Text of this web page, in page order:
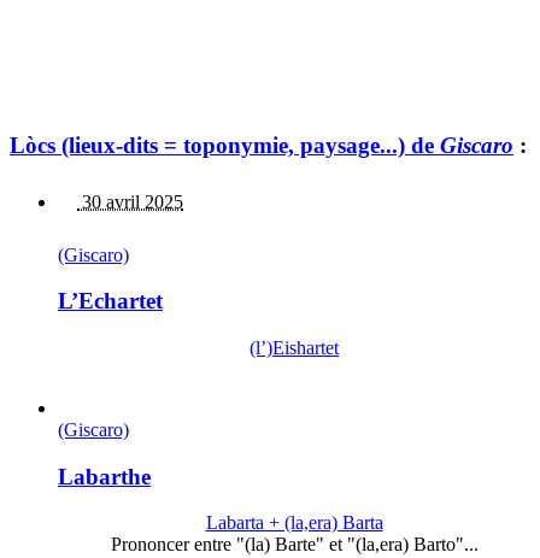
Lòcs (lieux-dits = toponymie, paysage...) de Giscaro :
30 avril 2025
(Giscaro)
L’Echartet
(l’)Eishartet
(Giscaro)
Labarthe
Labarta + (la,era) Barta
Prononcer entre "(la) Barte" et "(la,era) Barto"...